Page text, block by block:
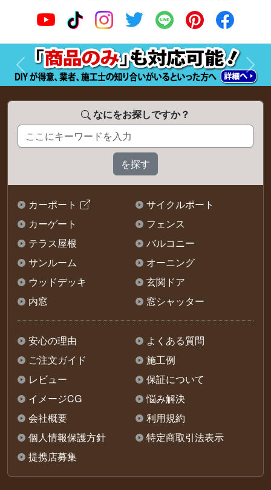
前へ 次へ
なにをお探しですか？
カーポート
サイクルポート
カーゲート
フェンス
テラス屋根
バルコニー
サンルーム
オーニング
ウッドデッキ
玄関ドア
内窓
窓シャッター
安心の理由
よくある質問
ご注文ガイド
施工例
レビュー
保証について
イメージCG
悩み解決
会社概要
利用規約
個人情報保護方針
特定商取引法表示
提携店募集